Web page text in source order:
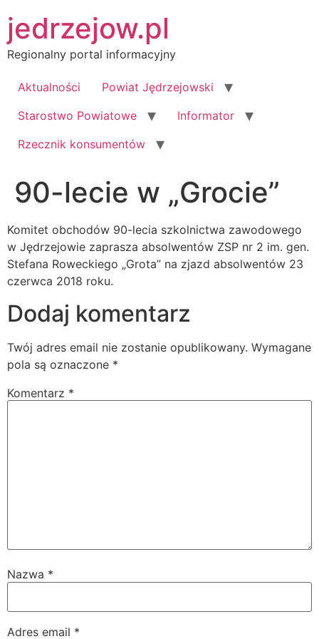
do
treści
jedrzejow.pl
Regionalny portal informacyjny
Aktualności
Powiat Jędrzejowski
Starostwo Powiatowe
Informator
Rzecznik konsumentów
90-lecie w „Grocie”
Komitet obchodów 90-lecia szkolnictwa zawodowego
w Jędrzejowie zaprasza absolwentów ZSP nr 2 im. gen.
Stefana Roweckiego „Grota” na zjazd absolwentów 23
czerwca 2018 roku.
Dodaj komentarz
Twój adres email nie zostanie opublikowany. Wymagane
pola są oznaczone *
Komentarz *
Nazwa *
Adres email *